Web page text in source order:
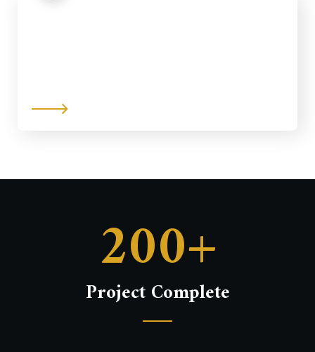
200+
Project Complete